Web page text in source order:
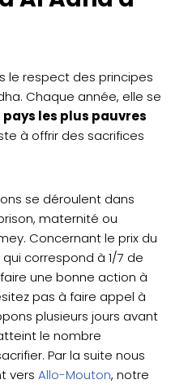
le respect des principes
Chaque année, elle se
pays les plus pauvres
à offrir des sacrifices
se déroulent dans
maternité ou
Concernant le prix du
qui correspond à 1/7 de
une bonne action à
pas à faire appel à
plusieurs jours avant
le nombre
Par la suite nous
vers Allo-Mouton, notre